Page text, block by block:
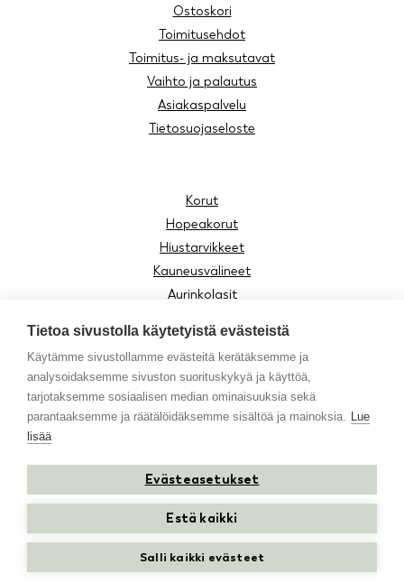
Ostoskori
Toimitusehdot
Toimitus- ja maksutavat
Vaihto ja palautus
Asiakaspalvelu
Tietosuojaseloste
Korut
Hopeakorut
Hiustarvikkeet
Kauneusvälineet
Aurinkolasit
Lasten tuotteet
Asusteet
Moomin by Cailap
Vinkit
InstagramFacebookYoutube
Tietoa sivustolla käytetyistä evästeistä
Käytämme sivustollamme evästeitä kerätäksemme ja
analysoidaksemme sivuston suorituskykyä ja käyttöä,
tarjotaksemme sosiaalisen median ominaisuuksia sekä
parantaaksemme ja räätälöidäksemme sisältöä ja mainoksia. Lue
lisää
Evästeasetukset
Estä kaikki
Salli kaikki evästeet